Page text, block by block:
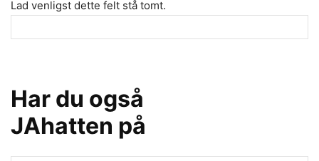
Lad venligst dette felt stå tomt.
Har du også
JAhatten på